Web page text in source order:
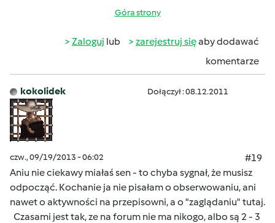
Góra strony
Zaloguj lub zarejestruj sięaby dodawać
komentarze
kokolidek Dołączył : 08.12.2011
czw., 09/19/2013 - 06:02
#19
Aniu nie ciekawy miałaś sen - to chyba sygnał, że musisz
odpocząć. Kochanie ja nie pisałam o obserwowaniu, ani
nawet o aktywności na przepisowni, a o "zaglądaniu" tutaj.
Czasami jest tak, ze na forum nie ma nikogo, albo są 2 - 3